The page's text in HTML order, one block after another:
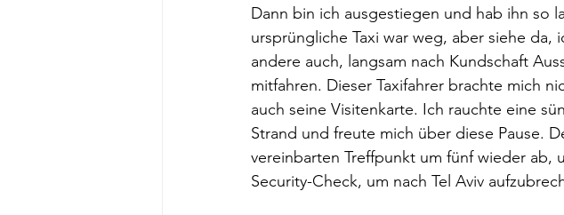
Dann bin ich ausgestiegen und hab ihn so
ursprüngliche Taxi war weg, aber siehe da,
andere auch, langsam nach Kundschaft
mitfahren. Dieser Taxifahrer brachte mich
auch seine Visitenkarte. Ich rauchte eine
Strand und freute mich über diese Pause.
vereinbarten Treffpunkt um fünf wieder ab,
Security-Check, um nach Tel Aviv